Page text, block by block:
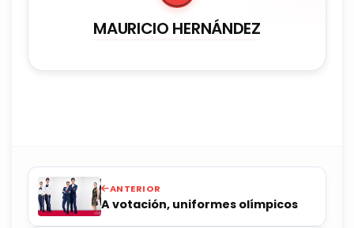
MAURICIO HERNÁNDEZ
ANTERIOR
A votación, uniformes olímpicos